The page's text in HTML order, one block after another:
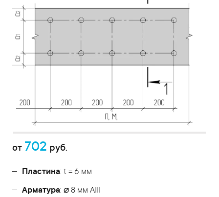
от 702 руб.
Пластина: t = 6 мм
Арматура: ⌀ 8 мм АIII